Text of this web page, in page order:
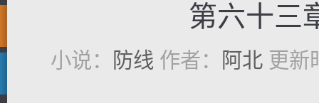
第六十三
小说： 防线 作者： 阿北 更新